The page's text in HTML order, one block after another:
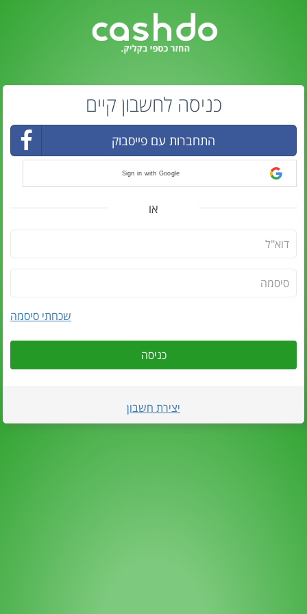
כניסה לחשבון קיים
התחברות עם פייסבוק
Sign in with Google
או
שכחתי סיסמה
כניסה
יצירת חשבון